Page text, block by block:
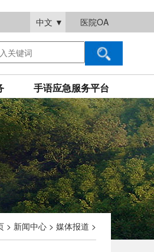
中文 ▼ 医院OA
手语应急服务平台
> 新闻中心 > 媒体报道 >